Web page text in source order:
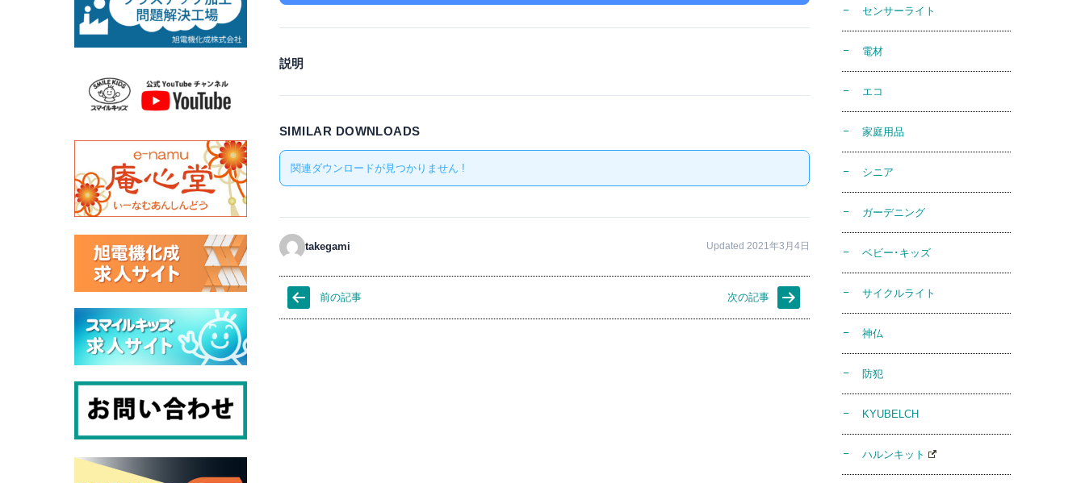
説明
SIMILAR DOWNLOADS
関連ダウンロードが見つかりません !
takegami Updated 2021年3月4日
前の記事 次の記事
センサーライト
電材
エコ
家庭用品
シニア
ガーデニング
ベビー･キッズ
サイクルライト
神仏
防犯
KYUBELCH
ハルンキット